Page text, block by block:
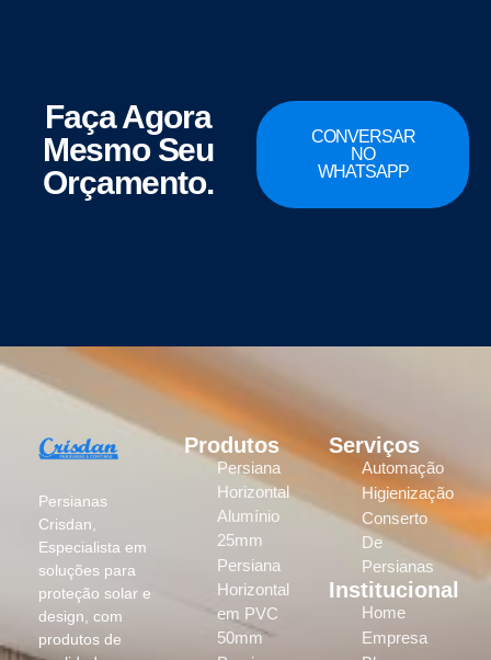
Faça Agora
Mesmo Seu
Orçamento.
CONVERSAR
NO
WHATSAPP
Persianas
Crisdan,
Especialista em
soluções para
proteção solar e
design, com
produtos de
Produtos
Persiana
Horizontal
Alumínio
25mm
Persiana
Horizontal
em PVC
50mm
Serviços
Automação
Higienização
Conserto
De
Persianas
Institucional
Home
Empresa